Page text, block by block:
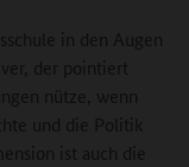
in den Augen
der pointiert
nütze, wenn
und die Politik
ist auch die